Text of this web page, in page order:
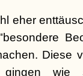
eher
Diese
gingen wie